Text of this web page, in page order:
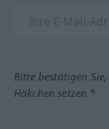
Bitte bestätigen
Häkchen setzen.*